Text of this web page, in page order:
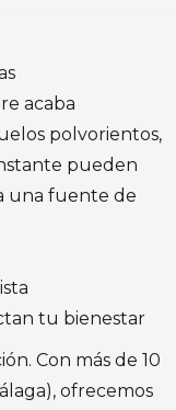
acaba
polvorientos,
pueden
una fuente de
tu bienestar
Con más de 10
ofrecemos